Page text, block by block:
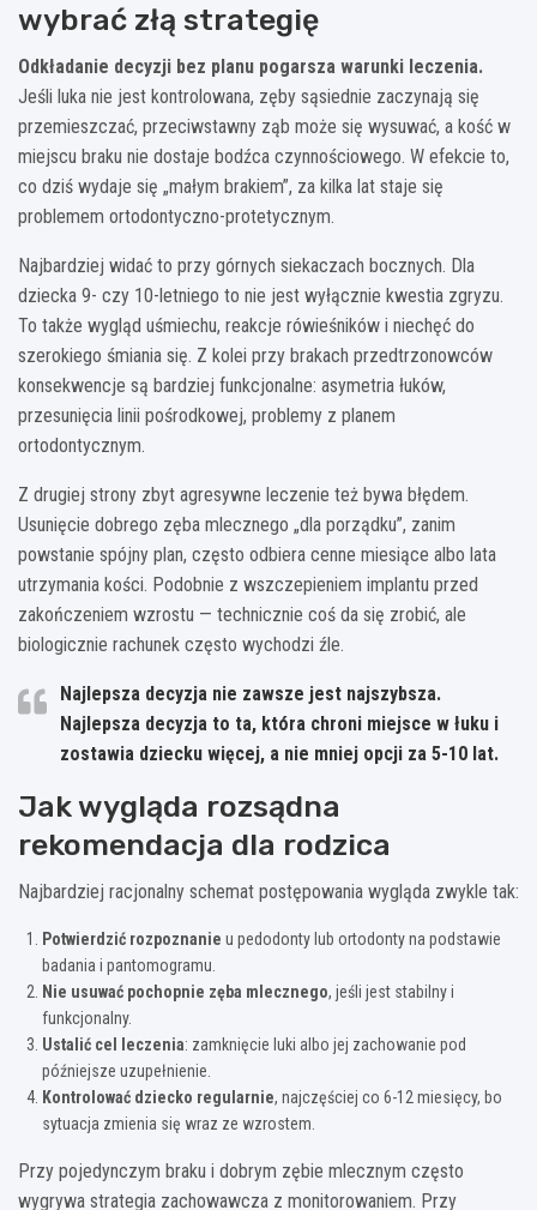
wybrać złą strategię
Odkładanie decyzji bez planu pogarsza warunki leczenia.
Jeśli luka nie jest kontrolowana, zęby sąsiednie zaczynają się
przemieszczać, przeciwstawny ząb może się wysuwać, a kość w
miejscu braku nie dostaje bodźca czynnościowego. W efekcie to,
co dziś wydaje się „małym brakiem”, za kilka lat staje się
problemem ortodontyczno-protetycznym.
Najbardziej widać to przy górnych siekaczach bocznych. Dla
dziecka 9- czy 10-letniego to nie jest wyłącznie kwestia zgryzu.
To także wygląd uśmiechu, reakcje rówieśników i niechęć do
szerokiego śmiania się. Z kolei przy brakach przedtrzonowców
konsekwencje są bardziej funkcjonalne: asymetria łuków,
przesunięcia linii pośrodkowej, problemy z planem
ortodontycznym.
Z drugiej strony zbyt agresywne leczenie też bywa błędem.
Usunięcie dobrego zęba mlecznego „dla porządku”, zanim
powstanie spójny plan, często odbiera cenne miesiące albo lata
utrzymania kości. Podobnie z wszczepieniem implantu przed
zakończeniem wzrostu — technicznie coś da się zrobić, ale
biologicznie rachunek często wychodzi źle.
Najlepsza decyzja nie zawsze jest najszybsza.
Najlepsza decyzja to ta, która chroni miejsce w łuku i
zostawia dziecku więcej, a nie mniej opcji za 5-10 lat.
Jak wygląda rozsądna
rekomendacja dla rodzica
Najbardziej racjonalny schemat postępowania wygląda zwykle tak:
Potwierdzić rozpoznanie u pedodonty lub ortodonty na podstawie
badania i pantomogramu.
Nie usuwać pochopnie zęba mlecznego, jeśli jest stabilny i
funkcjonalny.
Ustalić cel leczenia: zamknięcie luki albo jej zachowanie pod
późniejsze uzupełnienie.
Kontrolować dziecko regularnie, najczęściej co 6-12 miesięcy, bo
sytuacja zmienia się wraz ze wzrostem.
Przy pojedynczym braku i dobrym zębie mlecznym często
wygrywa strategia zachowawcza z monitorowaniem. Przy